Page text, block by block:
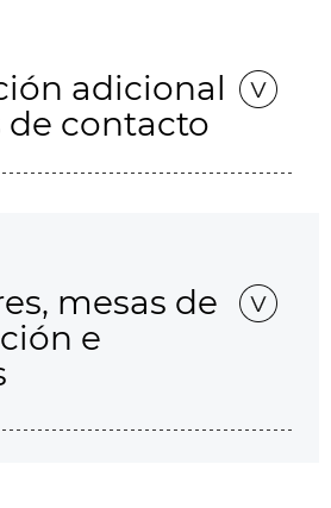
adicional
de contacto
mesas de
e